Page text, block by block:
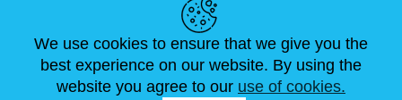
ACTUALITÉS
ARTICLES
ABOUT US
FAQ
DIMENSIONS
NOUS CONTACTER
We use cookies to ensure that we give you the
best experience on our website. By using the
website you agree to our use of cookies.